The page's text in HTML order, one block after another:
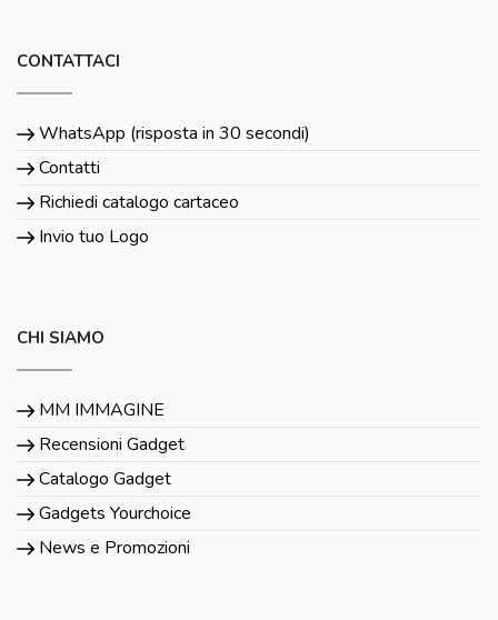
CONTATTACI
WhatsApp (risposta in 30 secondi)
Contatti
Richiedi catalogo cartaceo
Invio tuo Logo
CHI SIAMO
MM IMMAGINE
Recensioni Gadget
Catalogo Gadget
Gadgets Yourchoice
News e Promozioni